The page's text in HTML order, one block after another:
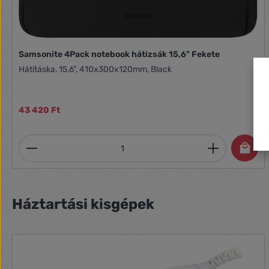
Samsonite 4Pack notebook hátizsák 15,6" Fekete
Hátitáska, 15,6", 410x300x120mm, Black
43 420 Ft
Termékmennyiség: Adja meg a
Termékgaléria kihagyása
Háztartási kisgépek